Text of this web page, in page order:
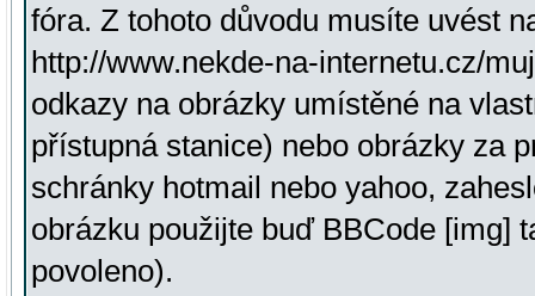
fóra. Z tohoto důvodu musíte uvést
http://www.nekde-na-internetu.cz/
odkazy na obrázky umístěné na
přístupná stanice) nebo obrázky za
schránky hotmail nebo yahoo,
obrázku použijte buď BBCode [img]
povoleno).